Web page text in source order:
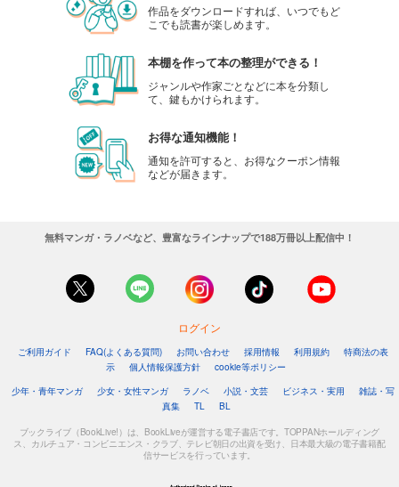
作品をダウンロードすれば、いつでもど
こでも読書が楽しめます。
本棚を作って本の整理ができる！
ジャンルや作家ごとなどに本を分類し
て、鍵もかけられます。
お得な通知機能！
通知を許可すると、お得なクーポン情報
などが届きます。
無料マンガ・ラノベなど、豊富なラインナップで188万冊以上配信中！
ログイン
ご利用ガイド FAQ(よくある質問) お問い合わせ 採用情報 利用規約
特商法の表
示
個人情報保護方針
cookie等ポリシー
少年・青年マンガ
少女・女性マンガ ラノベ 小説・文芸 ビジネス・実用
雑誌・写
真集
TL BL
ブックライブ（BookLive!）は、BookLiveが運営する電子書店です。TOPPANホールディング
ス、カルチュア・コンビニエンス・クラブ、テレビ朝日の出資を受け、日本最大級の電子書籍配
信サービスを行っています。